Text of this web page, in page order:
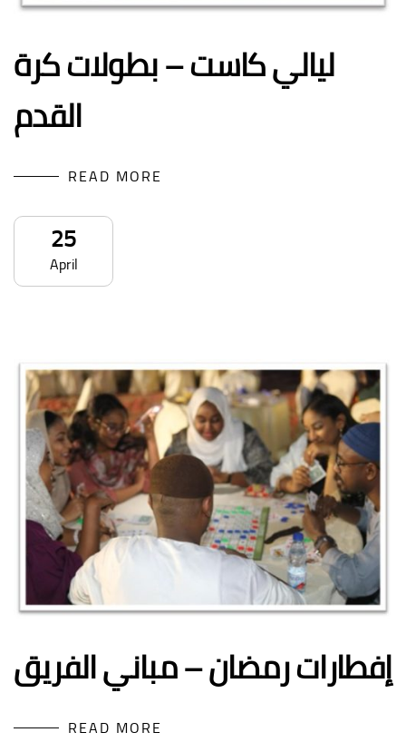
ليالي كاست – بطولات كرة
القدم
READ MORE
25
April
إفطارات رمضان – مباني الفريق
READ MORE